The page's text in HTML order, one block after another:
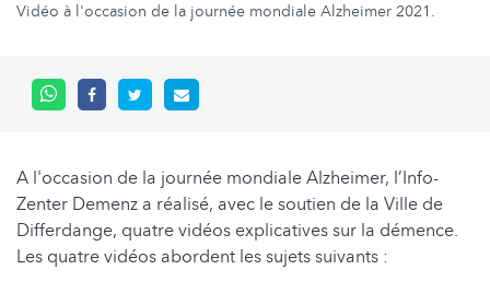
Vidéo à l'occasion de la journée mondiale Alzheimer 2021.
A l'occasion de la journée mondiale Alzheimer, l’Info-
Zenter Demenz a réalisé, avec le soutien de la Ville de
Differdange, quatre vidéos explicatives sur la démence.
Les quatre vidéos abordent les sujets suivants :